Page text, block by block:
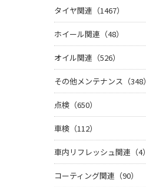
タイヤ関連（1467）
ホイール関連（48）
オイル関連（526）
その他メンテナンス（348）
点検（650）
車検（112）
車内リフレッシュ関連（4）
コーティング関連（90）